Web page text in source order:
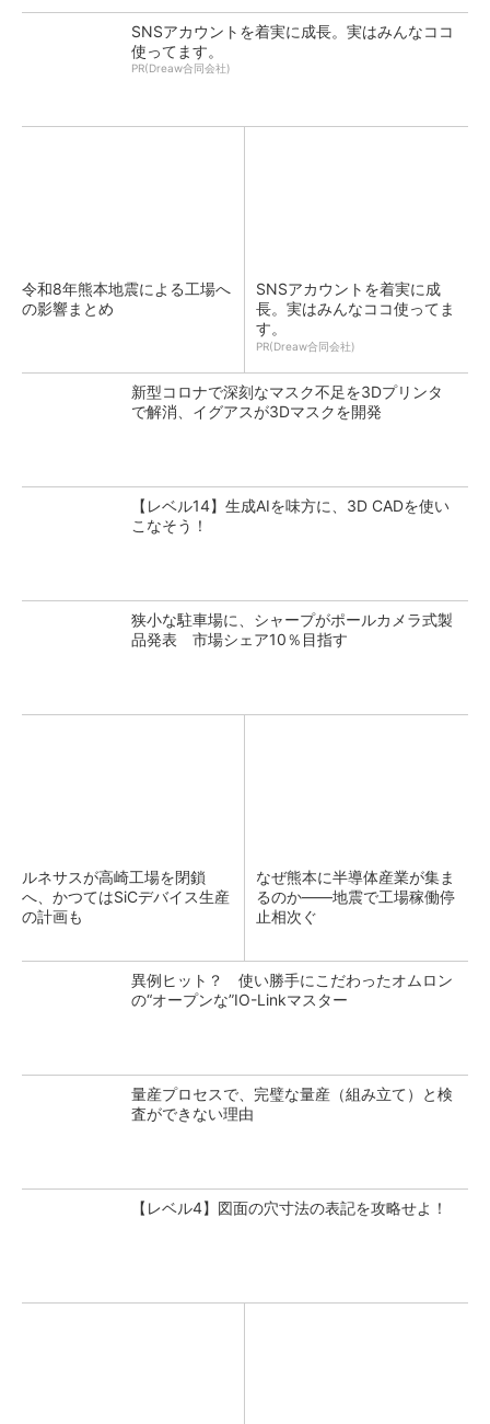
SNSアカウントを着実に成長。実はみんなココ
使ってます。
PR(Dreaw合同会社)
令和8年熊本地震による工場へ
の影響まとめ
SNSアカウントを着実に成
長。実はみんなココ使ってま
す。
PR(Dreaw合同会社)
新型コロナで深刻なマスク不足を3Dプリンタ
で解消、イグアスが3Dマスクを開発
【レベル14】生成AIを味方に、3D CADを使い
こなそう！
狭小な駐車場に、シャープがポールカメラ式製
品発表 市場シェア10％目指す
ルネサスが高崎工場を閉鎖
へ、かつてはSiCデバイス生産
の計画も
なぜ熊本に半導体産業が集ま
るのか――地震で工場稼働停
止相次ぐ
異例ヒット？ 使い勝手にこだわったオムロン
の“オープンな”IO-Linkマスター
量産プロセスで、完璧な量産（組み立て）と検
査ができない理由
【レベル4】図面の穴寸法の表記を攻略せよ！